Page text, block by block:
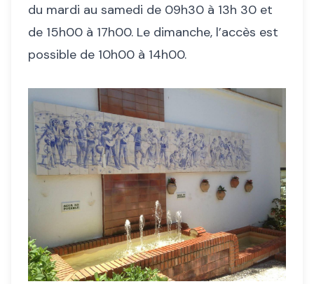
du mardi au samedi de 09h30 à 13h 30 et
de 15h00 à 17h00. Le dimanche, l’accès est
possible de 10h00 à 14h00.